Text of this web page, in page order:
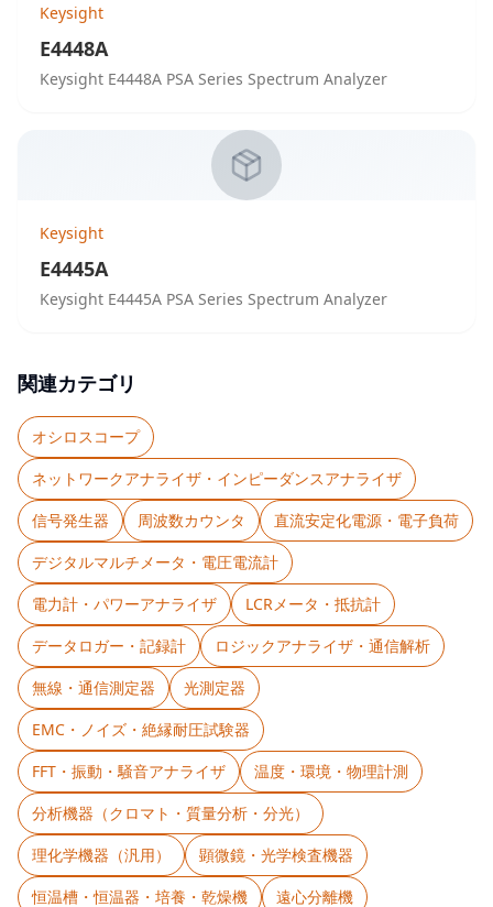
Keysight
E4448A
Keysight E4448A PSA Series Spectrum Analyzer
Keysight
E4445A
Keysight E4445A PSA Series Spectrum Analyzer
関連カテゴリ
オシロスコープ
ネットワークアナライザ・インピーダンスアナライザ
信号発生器
周波数カウンタ
直流安定化電源・電子負荷
デジタルマルチメータ・電圧電流計
電力計・パワーアナライザ
LCRメータ・抵抗計
データロガー・記録計
ロジックアナライザ・通信解析
無線・通信測定器
光測定器
EMC・ノイズ・絶縁耐圧試験器
FFT・振動・騒音アナライザ
温度・環境・物理計測
分析機器（クロマト・質量分析・分光）
理化学機器（汎用）
顕微鏡・光学検査機器
恒温槽・恒温器・培養・乾燥機
遠心分離機